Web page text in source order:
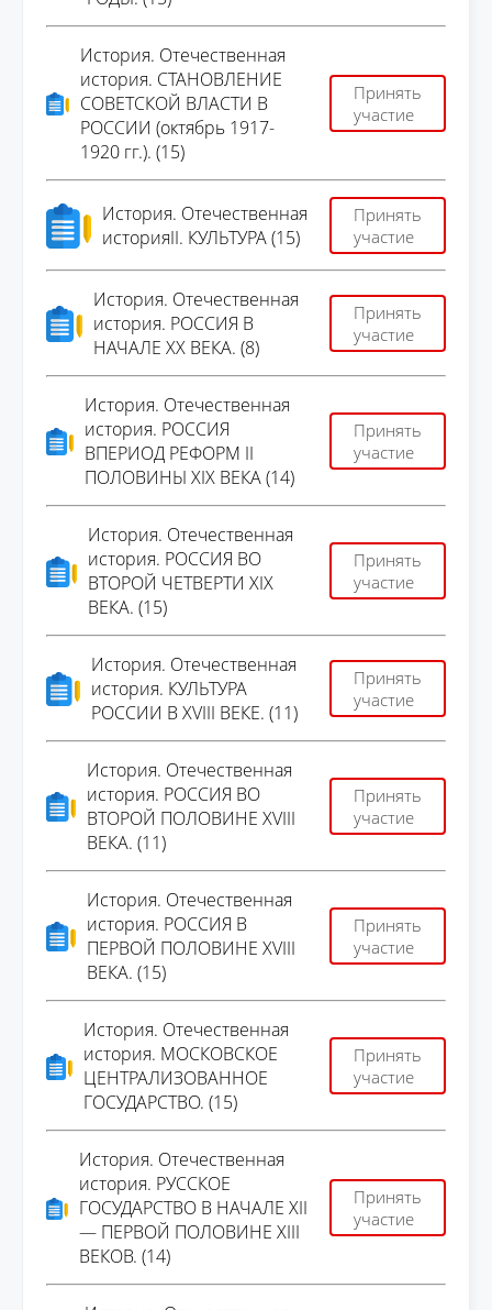
История. Отечественная
история. СТАНОВЛЕНИЕ
СОВЕТСКОЙ ВЛАСТИ В
РОССИИ (октябрь 1917-
1920 гг.). (15)
Принять
участие
История. Отечественная
историяII. КУЛЬТУРА (15)
Принять
участие
История. Отечественная
история. РОССИЯ В
НАЧАЛЕ XX ВЕКА. (8)
Принять
участие
История. Отечественная
история. РОССИЯ
ВПЕРИОД РЕФОРМ II
ПОЛОВИНЫ XIX ВЕКА (14)
Принять
участие
История. Отечественная
история. РОССИЯ ВО
ВТОРОЙ ЧЕТВЕРТИ XIX
ВЕКА. (15)
Принять
участие
История. Отечественная
история. КУЛЬТУРА
РОССИИ В XVIII ВЕКЕ. (11)
Принять
участие
История. Отечественная
история. РОССИЯ ВО
ВТОРОЙ ПОЛОВИНЕ XVIII
ВЕКА. (11)
Принять
участие
История. Отечественная
история. РОССИЯ В
ПЕРВОЙ ПОЛОВИНЕ XVIII
ВЕКА. (15)
Принять
участие
История. Отечественная
история. МОСКОВСКОЕ
ЦЕНТРАЛИЗОВАННОЕ
ГОСУДАРСТВО. (15)
Принять
участие
История. Отечественная
история. РУССКОЕ
ГОСУДАРСТВО В НАЧАЛЕ XII
— ПЕРВОЙ ПОЛОВИНЕ XIII
ВЕКОВ. (14)
Принять
участие